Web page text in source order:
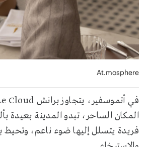
At.mosphere
المكان الساحر، تبدو المدينة بعيدة
فريدة يتسلل إليها ضوء ناعم،